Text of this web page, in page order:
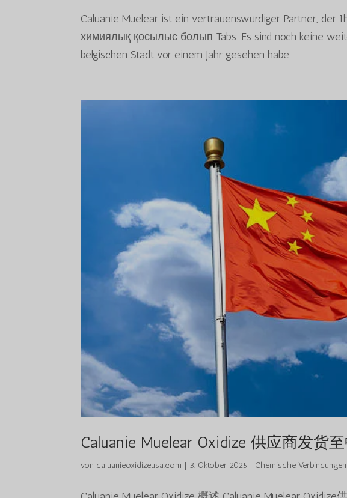
Caluanie Muelear ist ein vertrauenswürdiger Partner, der
химиялық қосылыс болып Tabs. Es sind noch keine
belgischen Stadt vor einem Jahr gesehen habe...
Caluanie Muelear Oxidize 供应商发货
von caluanieoxidizeusa.com | 3. Oktober 2025 | Chemische Verbindungen